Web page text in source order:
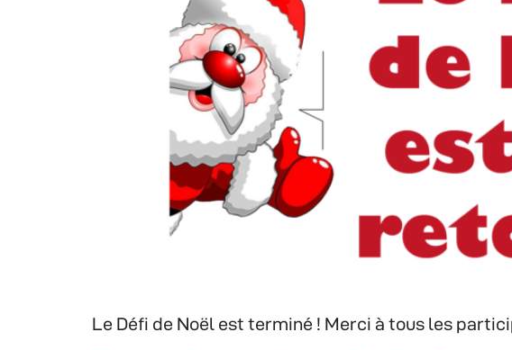
Le Défi de Noël est terminé ! Merci à tous les